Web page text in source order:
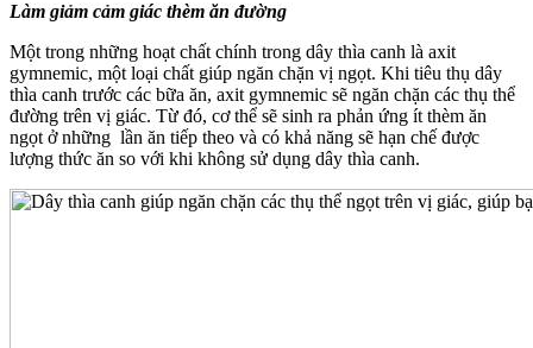
Làm giảm cảm giác thèm ăn đường
Một trong những hoạt chất chính trong dây thìa canh là axit
gymnemic, một loại chất giúp ngăn chặn vị ngọt. Khi tiêu thụ dây
thìa canh trước các bữa ăn, axit gymnemic sẽ ngăn chặn các thụ thể
đường trên vị giác. Từ đó, cơ thể sẽ sinh ra phản ứng ít thèm ăn
ngọt ở những lần ăn tiếp theo và có khả năng sẽ hạn chế được
lượng thức ăn so với khi không sử dụng dây thìa canh.